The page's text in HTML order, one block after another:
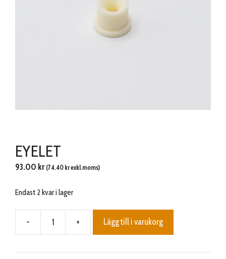
EYELET
93.00 kr (74.40 krexkl.moms)
Endast 2 kvar i lager
-
EYELET
+ Lägg till i varukorg